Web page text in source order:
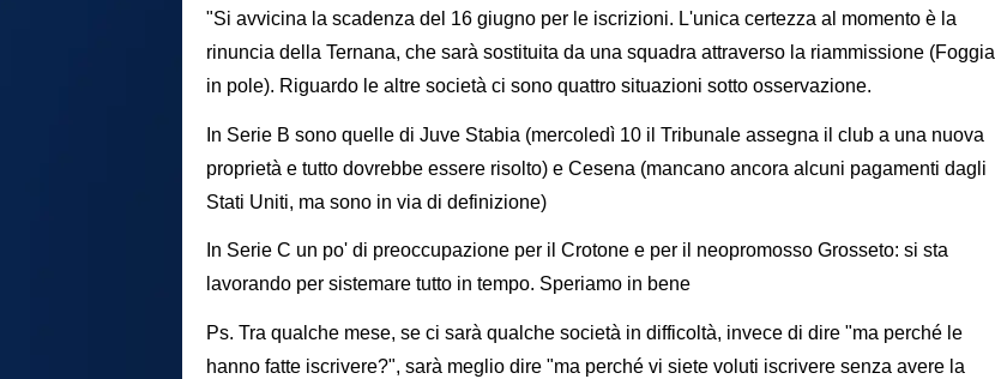
"Si avvicina la scadenza del 16 giugno per le iscrizioni. L'unica certezza al momento è la
rinuncia della Ternana, che sarà sostituita da una squadra attraverso la riammissione (Foggia
in pole). Riguardo le altre società ci sono quattro situazioni sotto osservazione.
In Serie B sono quelle di Juve Stabia (mercoledì 10 il Tribunale assegna il club a una nuova
proprietà e tutto dovrebbe essere risolto) e Cesena (mancano ancora alcuni pagamenti dagli
Stati Uniti, ma sono in via di definizione)
In Serie C un po' di preoccupazione per il Crotone e per il neopromosso Grosseto: si sta
lavorando per sistemare tutto in tempo. Speriamo in bene
Ps. Tra qualche mese, se ci sarà qualche società in difficoltà, invece di dire "ma perché le
hanno fatte iscrivere?", sarà meglio dire "ma perché vi siete voluti iscrivere senza avere la